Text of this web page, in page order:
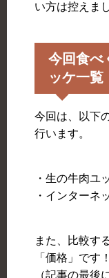
い方は控えま
今回食べ
ッケ一覧
今回は、以下
行います。
・生の牛肉ユ
・インターネ
また、比較す
「価格」です！
（記事の最後